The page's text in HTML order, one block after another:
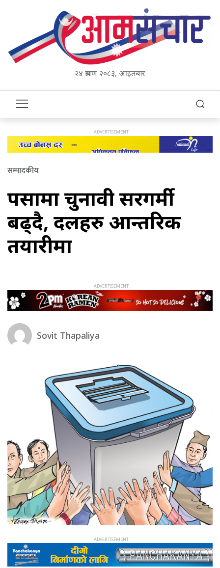
२४ श्रावण २०८३, आइतबार
सम्पादकीय
पर्सामा चुनावी सरगर्मी
बढ्दै, दलहरु आन्तरिक
तयारीमा
Sovit Thapaliya